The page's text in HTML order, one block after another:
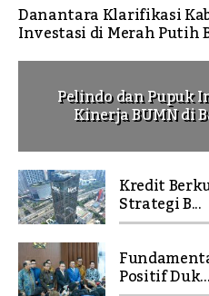
Danantara Klarifikasi
Investasi di Merah Putih
Pelindo dan Pupuk
Kinerja BUMN di
Kredit
Strategi B...
Positif Duk...